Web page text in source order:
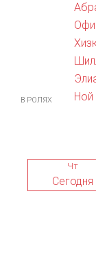
В РОЛЯХ
Ной
Чт
Сегодня